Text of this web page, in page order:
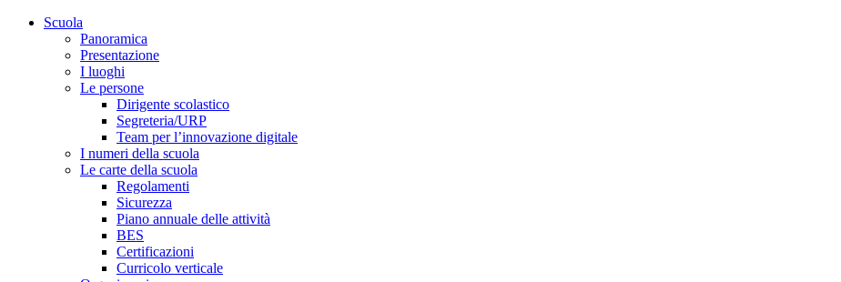
Scuola
Panoramica
Presentazione
I luoghi
Le persone
Dirigente scolastico
Segreteria/URP
Team per l’innovazione digitale
I numeri della scuola
Le carte della scuola
Regolamenti
Sicurezza
Piano annuale delle attività
BES
Certificazioni
Curricolo verticale